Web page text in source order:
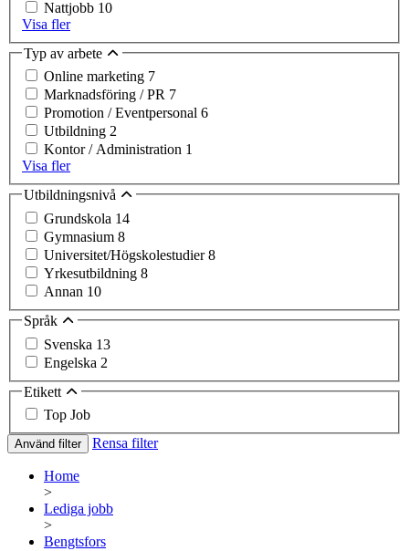
Nattjobb 10
Visa fler
Typ av arbete
Online marketing 7
Marknadsföring / PR 7
Promotion / Eventpersonal 6
Utbildning 2
Kontor / Administration 1
Visa fler
Utbildningsnivå
Grundskola 14
Gymnasium 8
Universitet/Högskolestudier8
Yrkesutbildning 8
Annan 10
Språk
Svenska 13
Engelska 2
Etikett
Top Job
Använd filter Rensa filter
Home
>
Lediga jobb
>
Bengtsfors